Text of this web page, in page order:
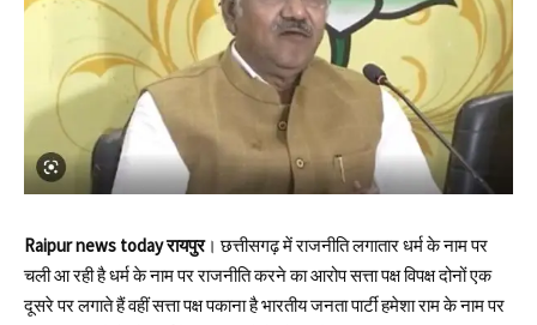
Raipur news today रायपुर। छत्तीसगढ़ में राजनीति लगातार धर्म के नाम पर
चली आ रही है धर्म के नाम पर राजनीति करने का आरोप सत्ता पक्ष विपक्ष दोनों एक
दूसरे पर लगाते हैं वहीं सत्ता पक्ष पकाना है भारतीय जनता पार्टी हमेशा राम के नाम पर